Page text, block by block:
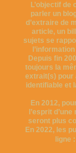
L’objectif de
parler un
d’extraire de
article, un
sujets se
Depuis fin
toujours la
extrait(s) pour
identifiable et
En 2012,
l’esprit
seront plus
En 2022, les
ligne :